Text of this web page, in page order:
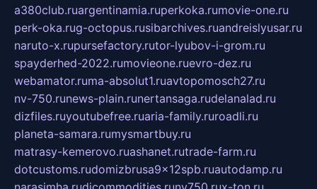
a380club.ruargentinamia.ruperkoka.rumovie-one.ru
perk-oka.rug-octopus.rusibarchives.ruandreislyusar.ru
naruto-x.rupursefactory.rutor-lyubov-i-grom.ru
spayderhed-2022.rumovieone.ruevro-dez.ru
webamator.ruma-absolut1.ruavtopomosch27.ru
nv-750.runews-plain.runertansaga.rudelanalad.ru
dizfiles.ruyoutubefree.ruaria-family.ruroadli.ru
planeta-samara.rumysmartbuy.ru
matrasy-kemerovo.ruashanet.rutrade-farm.ru
dotcustoms.rudomizbrusa9x12spb.ruautodamp.ru